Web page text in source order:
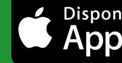
nouvelle
fenêtre
une
nouvelle
fenêtre
nouvelle
fenêtre
une
nouvelle
fenêtre